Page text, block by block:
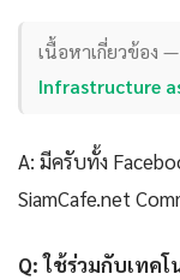
เนื้อหาเกี่ยวข้อง —
Infrastructure
A: มีครับทั้ง
SiamCafe.net
Q: ใช้ร่วมกับเทค